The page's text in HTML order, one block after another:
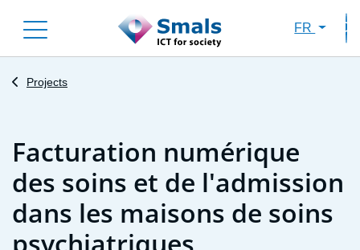
to
main
FR
Projects
Facturation numérique
des soins et de l'admission
dans les maisons de soins